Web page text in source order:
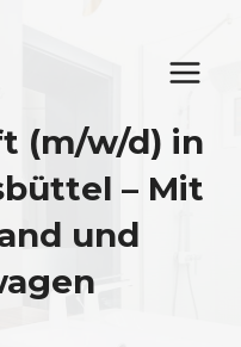
(m/w/d) in
– Mit
und